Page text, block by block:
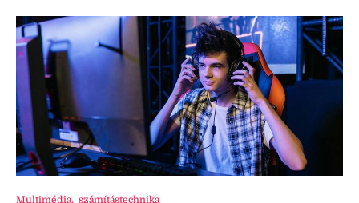
Multimédia, számítástechnika